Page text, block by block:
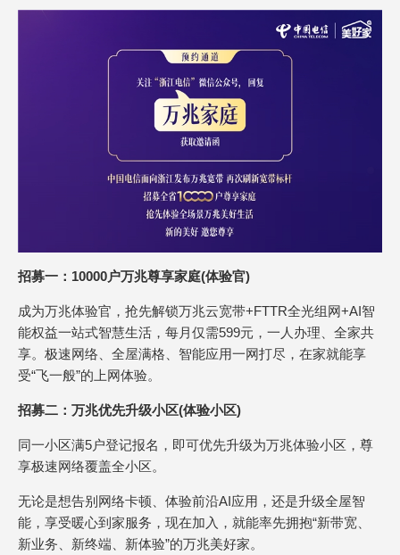
招募一：10000户万兆尊享家庭(体验官)
成为万兆体验官，抢先解锁万兆云宽带+FTTR全光组网+AI智
能权益一站式智慧生活，每月仅需599元，一人办理、全家共
享。极速网络、全屋满格、智能应用一网打尽，在家就能享
受“飞一般”的上网体验。
招募二：万兆优先升级小区(体验小区)
同一小区满5户登记报名，即可优先升级为万兆体验小区，尊
享极速网络覆盖全小区。
无论是想告别网络卡顿、体验前沿AI应用，还是升级全屋智
能，享受暖心到家服务，现在加入，就能率先拥抱“新带宽、
新业务、新终端、新体验”的万兆美好家。